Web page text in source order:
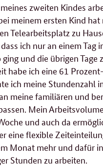
zweiten Kindes
meinem ersten Kind hat
Telearbeitsplatz zu
ich nur an einem Tag
und die übrigen Tage
habe ich eine 61
ich meine Stundenzahl
meine familiären und
Mein
und auch da
eine flexible
Monat mehr und dafür
Stunden zu arbeiten.